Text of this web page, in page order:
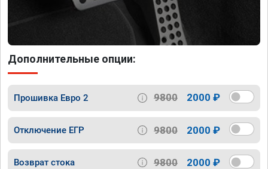
Дополнительные опции:
Прошивка Евро 2 9800 2000 ₽
Отключение ЕГР 9800 2000 ₽
Возврат стока 9800 2000 ₽